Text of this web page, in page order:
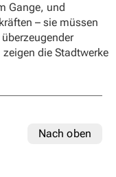
Gange, und
– sie müssen
die Stadtwerke
Nach oben